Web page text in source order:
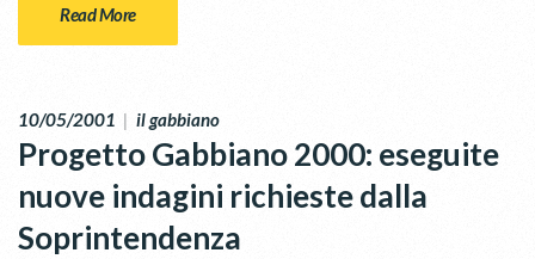
Read More
10/05/2001 | il gabbiano
Progetto Gabbiano 2000: eseguite
nuove indagini richieste dalla
Soprintendenza